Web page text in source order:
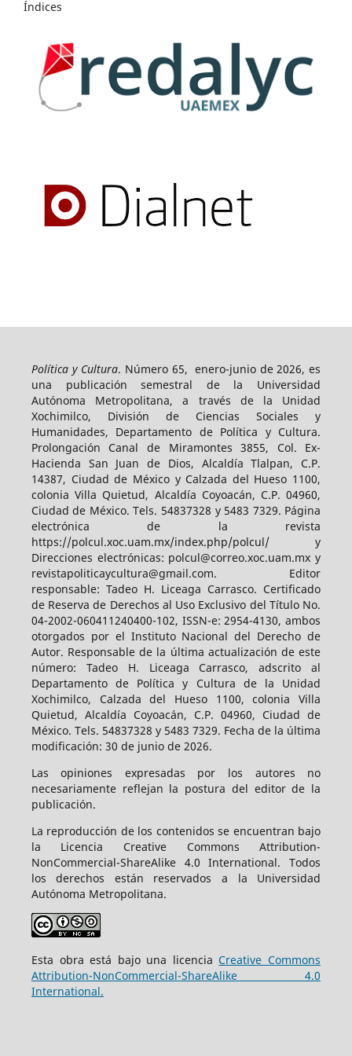
Índices
Política y Cultura. Número 65, enero-junio de 2026, es
una publicación semestral de la Universidad
Autónoma Metropolitana, a través de la Unidad
Xochimilco, División de Ciencias Sociales y
Humanidades, Departamento de Política y Cultura.
Prolongación Canal de Miramontes 3855, Col. Ex-
Hacienda San Juan de Dios, Alcaldía Tlalpan, C.P.
14387, Ciudad de México y Calzada del Hueso 1100,
colonia Villa Quietud, Alcaldía Coyoacán, C.P. 04960,
Ciudad de México. Tels. 54837328 y 5483 7329. Página
electrónica de la revista
https://polcul.xoc.uam.mx/index.php/polcul/ y
Direcciones electrónicas: polcul@correo.xoc.uam.mx y
revistapoliticaycultura@gmail.com. Editor
responsable: Tadeo H. Liceaga Carrasco. Certificado
de Reserva de Derechos al Uso Exclusivo del Título No.
04-2002-060411240400-102, ISSN-e: 2954-4130, ambos
otorgados por el Instituto Nacional del Derecho de
Autor. Responsable de la última actualización de este
número: Tadeo H. Liceaga Carrasco, adscrito al
Departamento de Política y Cultura de la Unidad
Xochimilco, Calzada del Hueso 1100, colonia Villa
Quietud, Alcaldía Coyoacán, C.P. 04960, Ciudad de
México. Tels. 54837328 y 5483 7329. Fecha de la última
modificación: 30 de junio de 2026.
Las opiniones expresadas por los autores no
necesariamente reflejan la postura del editor de la
publicación.
La reproducción de los contenidos se encuentran bajo
la Licencia Creative Commons Attribution-
NonCommercial-ShareAlike 4.0 International. Todos
los derechos están reservados a la Universidad
Autónoma Metropolitana.
Esta obra está bajo una licenciaCreative Commons
Attribution-NonCommercial-ShareAlike 4.0
International.